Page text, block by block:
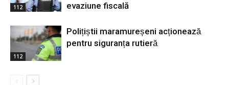
112
evaziune fiscală
112
Polițiștii maramureșeni acționează
pentru siguranța rutieră